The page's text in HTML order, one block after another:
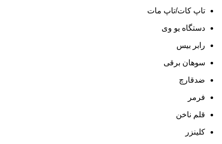
تاپ کات/تاپ مات
دستگاه یو وی
رابر بیس
سوهان برقی
ضدقارچ
فرمر
قلم ناخن
کلینزر